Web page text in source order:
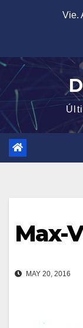
Vie.
Max-
MAY 20, 2016